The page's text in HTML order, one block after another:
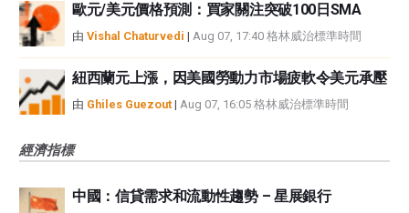
歐元/美元價格預測：買家關注突破100日SMA
由 Vishal Chaturvedi | Aug 07, 17:40 格林威治標準時間
紐西蘭元上漲，因美國勞動力市場疲軟令美元承壓
由 Ghiles Guezout | Aug 07, 16:05 格林威治標準時間
經濟指標
中國：信貸需求和流動性趨勢 – 星展銀行